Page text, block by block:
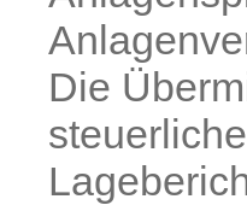
Die